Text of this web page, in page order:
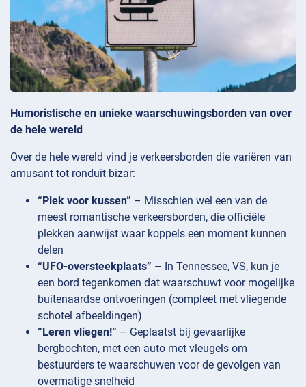
Humoristische en unieke waarschuwingsborden van over
de hele wereld
Over de hele wereld vind je verkeersborden die variëren van
amusant tot ronduit bizar:
“Plek voor kussen” – Misschien wel een van de
meest romantische verkeersborden, die officiële
plekken aanwijst waar koppels een moment kunnen
delen
“UFO-oversteekplaats” – In Tennessee, VS, kun je
een bord tegenkomen dat waarschuwt voor mogelijke
buitenaardse ontvoeringen (compleet met vliegende
schotel afbeeldingen)
“Leren vliegen!” – Geplaatst bij gevaarlijke
bergbochten, met een auto met vleugels om
bestuurders te waarschuwen voor de gevolgen van
overmatige snelheid